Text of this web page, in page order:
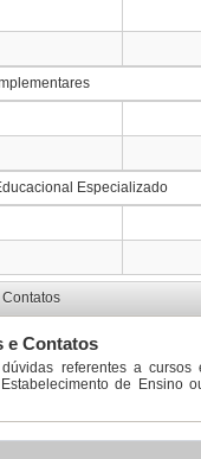
Especializado
e Contatos
dúvidas referentes a
de Ensino